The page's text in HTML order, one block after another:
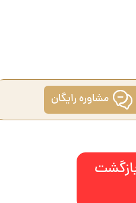
مشاوره رایگان